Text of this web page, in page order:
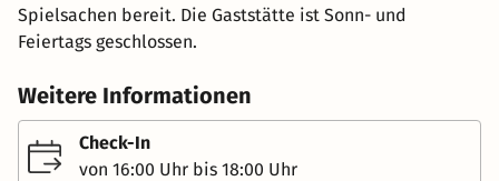
Spielsachen bereit. Die Gaststätte ist Sonn- und
Feiertags geschlossen.
Weitere Informationen
Check-In
von 16:00 Uhr bis 18:00 Uhr